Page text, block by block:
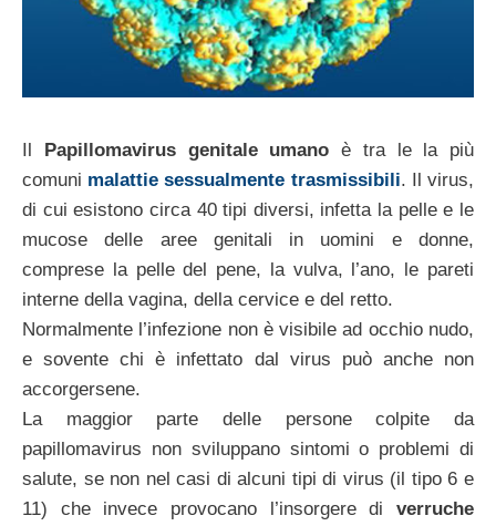
Il Papillomavirus genitale umano è tra le la più
comuni malattie sessualmente trasmissibili. Il virus,
di cui esistono circa 40 tipi diversi, infetta la pelle e le
mucose delle aree genitali in uomini e donne,
comprese la pelle del pene, la vulva, l’ano, le pareti
interne della vagina, della cervice e del retto.
Normalmente l’infezione non è visibile ad occhio nudo,
e sovente chi è infettato dal virus può anche non
accorgersene.
La maggior parte delle persone colpite da
papillomavirus non sviluppano sintomi o problemi di
salute, se non nel casi di alcuni tipi di virus (il tipo 6 e
11) che invece provocano l’insorgere di verruche